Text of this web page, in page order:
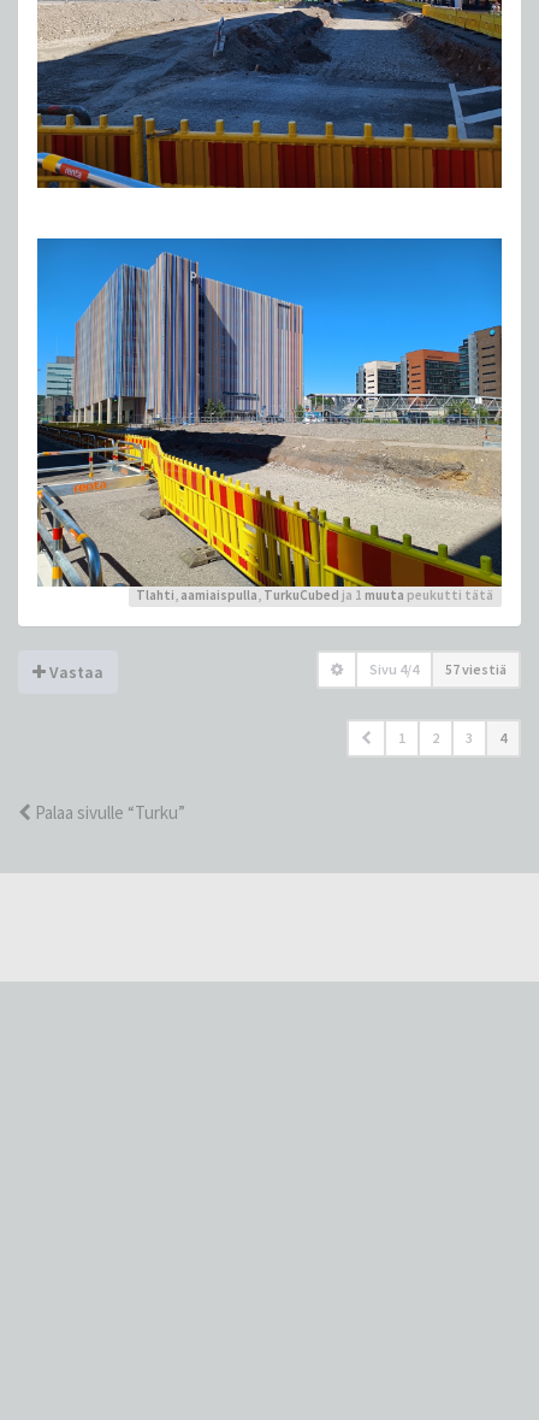
Tlahti, aamiaispulla, TurkuCubed ja 1 muuta peukutti tätä
Vastaa Sivu 4/4 57 viestiä
1 2 3 4
Palaa sivulle “Turku”